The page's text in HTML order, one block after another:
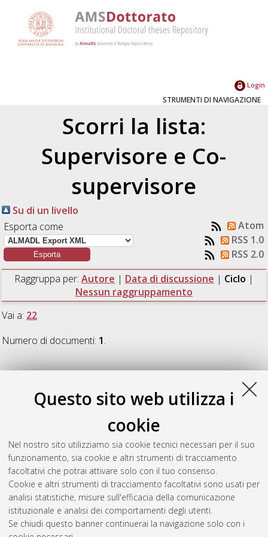
Questo sito web utilizza i
cookie
Nel nostro sito utilizziamo sia cookie tecnici necessari per il suo
funzionamento, sia cookie e altri strumenti di tracciamento
facoltativi che potrai attivare solo con il tuo consenso.
Cookie e altri strumenti di tracciamento facoltativi sono usati per
analisi statistiche, misure sull'efficacia della comunicazione
istituzionale e analisi dei comportamenti degli utenti.
Se chiudi questo banner continuerai la navigazione solo con i
Login
STRUMENTI DI NAVIGAZIONE
Scorri la lista:
Supervisore e Co-
supervisore
Su di un livello
Esporta come
Atom
RSS 1.0
RSS 2.0
Raggruppa per: Autore | Data di discussione | Ciclo |
Nessun raggruppamento
Vai a: 22
Numero di documenti: 1.
22
Gianelli, Claudia (2010)The language of action. How language
translates the dynamics of our actions.
Alma Mater Studiorum Università di Bologna. Dottorato di
ricerca inNeuroscienze cognitive, 22 Ciclo. DOI
10.6092/unibo/amsdottorato/3050.
Questa lista e' stata generata il Thu Aug 6 20:45:25 2026